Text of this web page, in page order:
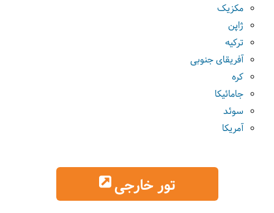
مکزیک
ژاپن
ترکیه
آفریقای جنوبی
کره
جامائیکا
سوئد
آمریکا
تور خارجی